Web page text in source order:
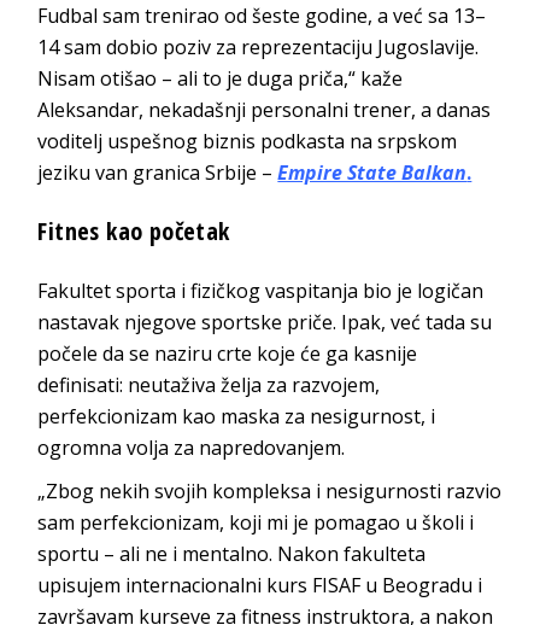
Fudbal sam trenirao od šeste godine, a već sa 13–
14 sam dobio poziv za reprezentaciju Jugoslavije.
Nisam otišao – ali to je duga priča,“ kaže
Aleksandar, nekadašnji personalni trener, a danas
voditelj uspešnog biznis podkasta na srpskom
jeziku van granica Srbije –Empire State Balkan.
Fitnes kao početak
Fakultet sporta i fizičkog vaspitanja bio je logičan
nastavak njegove sportske priče. Ipak, već tada su
počele da se naziru crte koje će ga kasnije
definisati: neutaživa želja za razvojem,
perfekcionizam kao maska za nesigurnost, i
ogromna volja za napredovanjem.
„Zbog nekih svojih kompleksa i nesigurnosti razvio
sam perfekcionizam, koji mi je pomagao u školi i
sportu – ali ne i mentalno. Nakon fakulteta
upisujem internacionalni kurs FISAF u Beogradu i
završavam kurseve za fitness instruktora, a nakon